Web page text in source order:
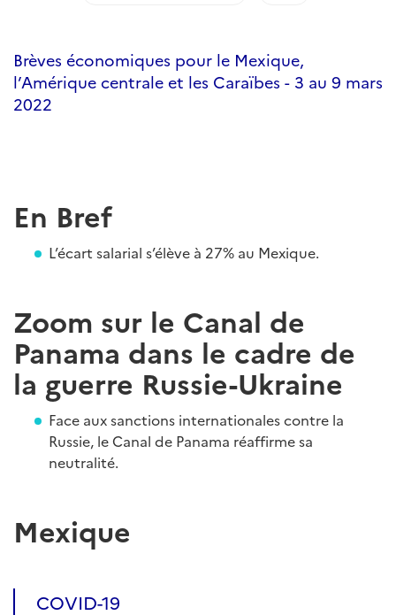
Brèves économiques pour le Mexique,
l’Amérique centrale et les Caraïbes - 3 au 9 mars
2022
En Bref
L’écart salarial s’élève à 27% au Mexique.
Zoom sur le Canal de
Panama dans le cadre de
la guerre Russie-Ukraine
Face aux sanctions internationales contre la
Russie, le Canal de Panama réaffirme sa
neutralité.
Mexique
COVID-19